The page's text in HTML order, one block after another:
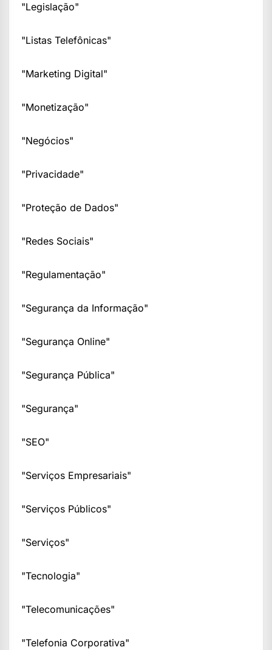
"Legislação"
"Listas Telefônicas"
"Marketing Digital"
"Monetização"
"Negócios"
"Privacidade"
"Proteção de Dados"
"Redes Sociais"
"Regulamentação"
"Segurança da Informação"
"Segurança Online"
"Segurança Pública"
"Segurança"
"SEO"
"Serviços Empresariais"
"Serviços Públicos"
"Serviços"
"Tecnologia"
"Telecomunicações"
"Telefonia Corporativa"